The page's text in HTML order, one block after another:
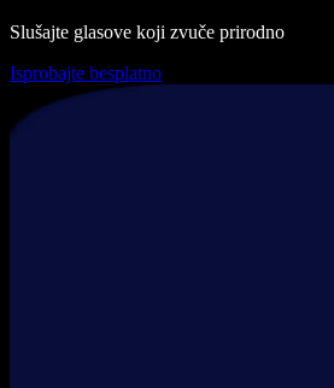
Slušajte glasove koji zvuče prirodno
Isprobajte besplatno